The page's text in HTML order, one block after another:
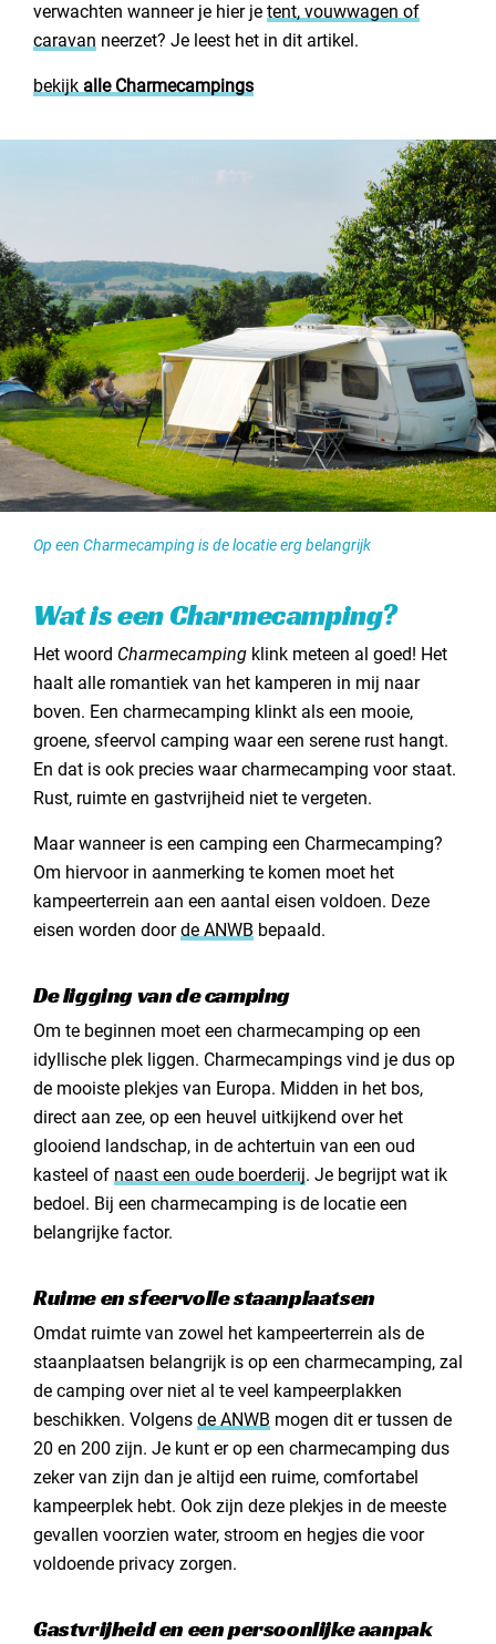
Samenwerken / adverteren
Contact opnemen
verwachten wanneer je hier je tent, vouwwagen of
caravan neerzet? Je leest het in dit artikel.
bekijk alle Charmecampings
Op een Charmecamping is de locatie erg belangrijk
Wat is een Charmecamping?
Het woord Charmecamping klink meteen al goed! Het
haalt alle romantiek van het kamperen in mij naar
boven. Een charmecamping klinkt als een mooie,
groene, sfeervol camping waar een serene rust hangt.
En dat is ook precies waar charmecamping voor staat.
Rust, ruimte en gastvrijheid niet te vergeten.
Maar wanneer is een camping een Charmecamping?
Om hiervoor in aanmerking te komen moet het
kampeerterrein aan een aantal eisen voldoen. Deze
eisen worden doorde ANWB bepaald.
De ligging van de camping
Om te beginnen moet een charmecamping op een
idyllische plek liggen. Charmecampings vind je dus op
de mooiste plekjes van Europa. Midden in het bos,
direct aan zee, op een heuvel uitkijkend over het
glooiend landschap, in de achtertuin van een oud
kasteel of naast een oude boerderij. Je begrijpt wat ik
bedoel. Bij een charmecamping is de locatie een
belangrijke factor.
Ruime en sfeervolle staanplaatsen
Omdat ruimte van zowel het kampeerterrein als de
staanplaatsen belangrijk is op een charmecamping, zal
de camping over niet al te veel kampeerplakken
beschikken. Volgens de ANWB mogen dit er tussen de
20 en 200 zijn. Je kunt er op een charmecamping dus
zeker van zijn dan je altijd een ruime, comfortabel
kampeerplek hebt. Ook zijn deze plekjes in de meeste
gevallen voorzien water, stroom en hegjes die voor
voldoende privacy zorgen.
Gastvrijheid en een persoonlijke aanpak